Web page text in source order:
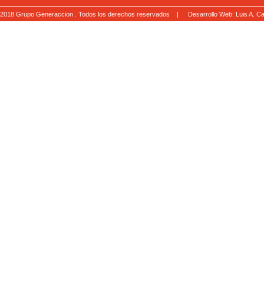
2018 Grupo Generaccion . Todos los derechos reservados | Desarrollo Web: Luis